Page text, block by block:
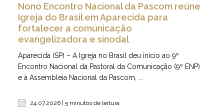
Nono Encontro Nacional da Pascom reúne
Igreja do Brasil em Aparecida para
fortalecer a comunicação
evangelizadora e sinodal
Aparecida (SP) – A Igreja no Brasil deu início ao 9º
Encontro Nacional da Pastoral da Comunicação (9º ENP)
e à Assembleia Nacional da Pascom, ...
24.07.2026 | 5 minutos de leitura